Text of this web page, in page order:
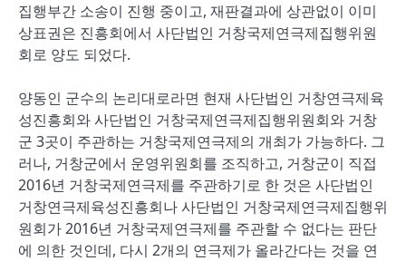
집행부간 소송이 진행 중이고, 재판결과에 상관없이 이미
상표권은 진흥회에서 사단법인 거창국제연극제집행위원
회로 양도 되었다.
양동인 군수의 논리대로라면 현재 사단법인 거창연극제육
성진흥회와 사단법인 거창국제연극제집행위원회와 거창
군 3곳이 주관하는 거창국제연극제의 개최가 가능하다. 그
러나, 거창군에서 운영위원회를 조직하고, 거창군이 직접
2016년 거창국제연극제를 주관하기로 한 것은 사단법인
거창연극제육성진흥회나 사단법인 거창국제연극제집행위
원회가 2016년 거창국제연극제를 주관할 수 없다는 판단
에 의한 것인데, 다시 2개의 연극제가 올라간다는 것을 연